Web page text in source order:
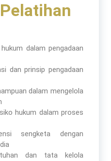
dalam pengadaan
dan prinsip pengadaan
dalam mengelola
hukum dalam proses
sengketa dengan
dan tata kelola